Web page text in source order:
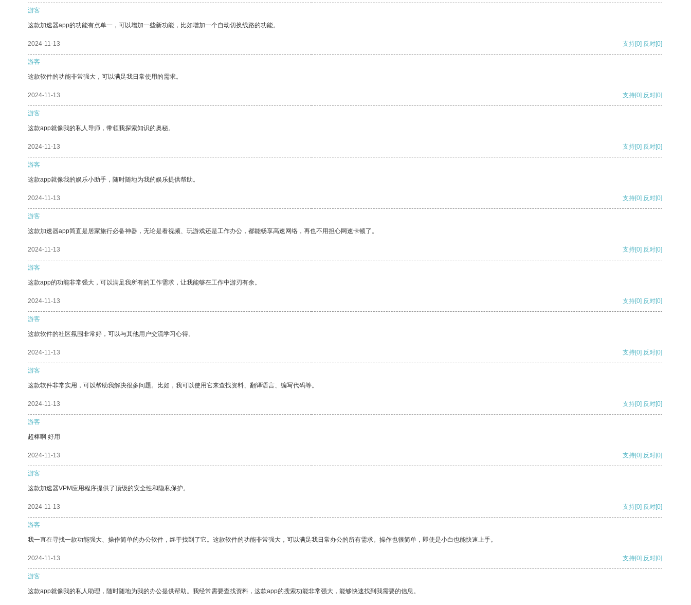
游客
这款加速器app的功能有点单一，可以增加一些新功能，比如增加一个自动切换线路的功能。
2024-11-13 支持[0] 反对[0]
游客
这款软件的功能非常强大，可以满足我日常使用的需求。
2024-11-13 支持[0] 反对[0]
游客
这款app就像我的私人导师，带领我探索知识的奥秘。
2024-11-13 支持[0] 反对[0]
游客
这款app就像我的娱乐小助手，随时随地为我的娱乐提供帮助。
2024-11-13 支持[0] 反对[0]
游客
这款加速器app简直是居家旅行必备神器，无论是看视频、玩游戏还是工作办公，都能畅享高速网络，再也不用担心网速卡顿了。
2024-11-13 支持[0] 反对[0]
游客
这款app的功能非常强大，可以满足我所有的工作需求，让我能够在工作中游刃有余。
2024-11-13 支持[0] 反对[0]
游客
这款软件的社区氛围非常好，可以与其他用户交流学习心得。
2024-11-13 支持[0] 反对[0]
游客
这款软件非常实用，可以帮助我解决很多问题。比如，我可以使用它来查找资料、翻译语言、编写代码等。
2024-11-13 支持[0] 反对[0]
游客
超棒啊 好用
2024-11-13 支持[0] 反对[0]
游客
这款加速器VPM应用程序提供了顶级的安全性和隐私保护。
2024-11-13 支持[0] 反对[0]
游客
我一直在寻找一款功能强大、操作简单的办公软件，终于找到了它。这款软件的功能非常强大，可以满足我日常办公的所有需求。操作也很简单，即使是小白也能快速上手。
2024-11-13 支持[0] 反对[0]
游客
这款app就像我的私人助理，随时随地为我的办公提供帮助。我经常需要查找资料，这款app的搜索功能非常强大，能够快速找到我需要的信息。